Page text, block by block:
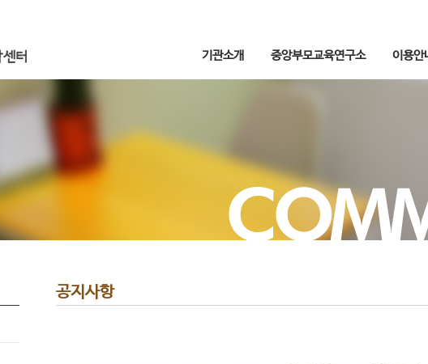
기관소개 중앙부모교육연구소 이용안
공지사항